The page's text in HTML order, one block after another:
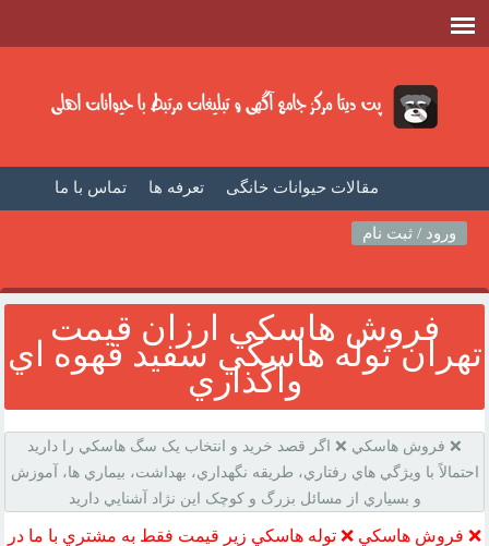
تماس با ما تعرفه ها مقالات حیوانات خانگی
صفحه اصلی
ورود / ثبت نام
فروش هاسکي ارزان قيمت
تهران توله هاسکي سفيد قهوه اي
واگذاري
❌ فروش هاسکي ❌ اگر قصد خريد و انتخاب يک سگ هاسکي را داريد
احتمالاً با ويژگي هاي رفتاري، طريقه نگهداري، بهداشت، بيماري ها، آموزش
و بسياري از مسائل بزرگ و کوچک اين نژاد آشنايي داريد
❌ فروش هاسکي ❌ توله هاسکي زير قيمت فقط به مشتري با ما در